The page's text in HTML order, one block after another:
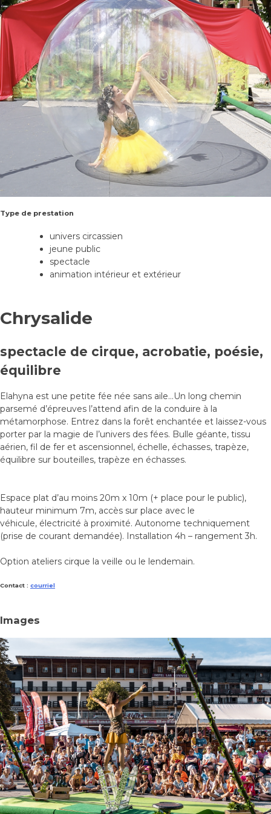
Type de prestation
univers circassien
jeune public
spectacle
animation intérieur et extérieur
Chrysalide
spectacle de cirque, acrobatie, poésie,
équilibre
Elahyna est une petite fée née sans aile…Un long chemin
parsemé d’épreuves l’attend afin de la conduire à la
métamorphose. Entrez dans la forêt enchantée et laissez-vous
porter par la magie de l’univers des fées. Bulle géante, tissu
aérien, fil de fer et ascensionnel, échelle, échasses, trapèze,
équilibre sur bouteilles, trapèze en échasses.
Espace plat d’au moins 20m x 10m (+ place pour le public),
hauteur minimum 7m, accès sur place avec le
véhicule, électricité à proximité. Autonome techniquement
(prise de courant demandée). Installation 4h – rangement 3h.
Option ateliers cirque la veille ou le lendemain.
Contact : courriel
Images